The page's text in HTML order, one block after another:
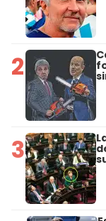
2
3